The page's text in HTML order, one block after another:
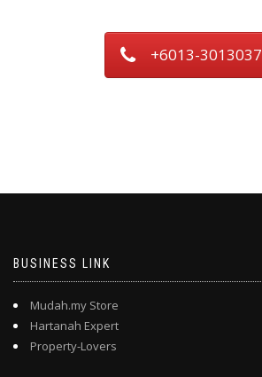
+6013-3013037
BUSINESS LINK
Mudah.my Store
Hartanah Expert
Property-Lovers